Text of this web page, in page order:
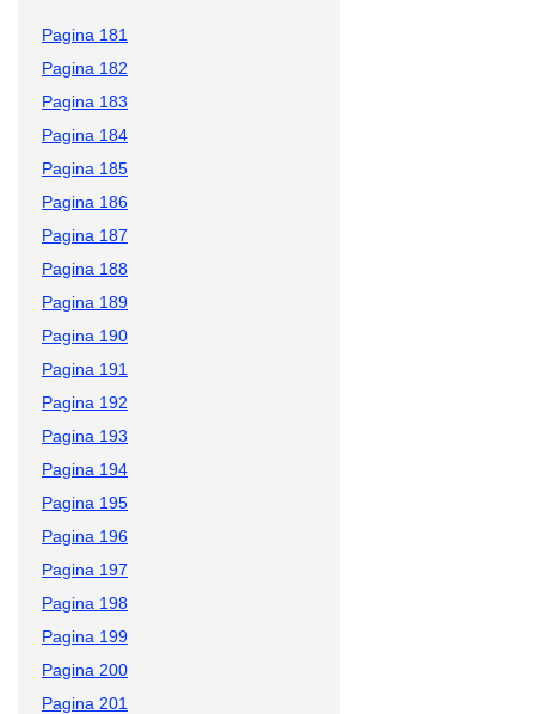
Pagina 181
Pagina 182
Pagina 183
Pagina 184
Pagina 185
Pagina 186
Pagina 187
Pagina 188
Pagina 189
Pagina 190
Pagina 191
Pagina 192
Pagina 193
Pagina 194
Pagina 195
Pagina 196
Pagina 197
Pagina 198
Pagina 199
Pagina 200
Pagina 201